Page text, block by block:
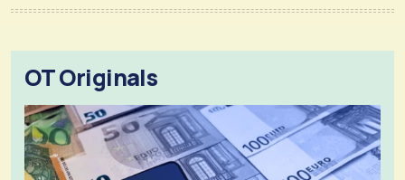
OT Originals